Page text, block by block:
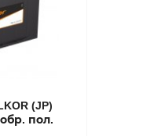
(JP)
пол.